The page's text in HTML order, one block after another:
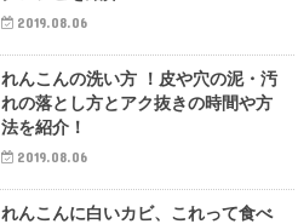
2019.08.06
れんこんの洗い方 ！皮や穴の泥・汚
れの落とし方とアク抜きの時間や方
法を紹介！
2019.08.06
れんこんに白いカビ、これって食べ